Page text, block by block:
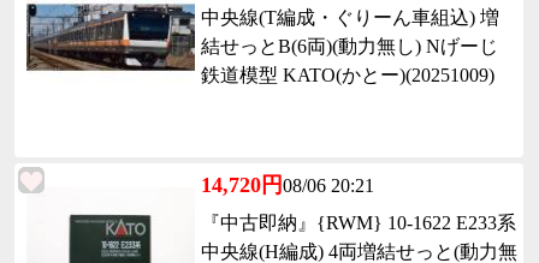
中央線(T編成・ぐりーん車組込) 増
結せっとB(6両)(動力無し) Nげーじ
鉄道模型 KATO(かとー)(20251009)
14,720円08/06 20:21
『中古即納』{RWM} 10-1622 E233系
中央線(H編成) 4両増結せっと(動力無